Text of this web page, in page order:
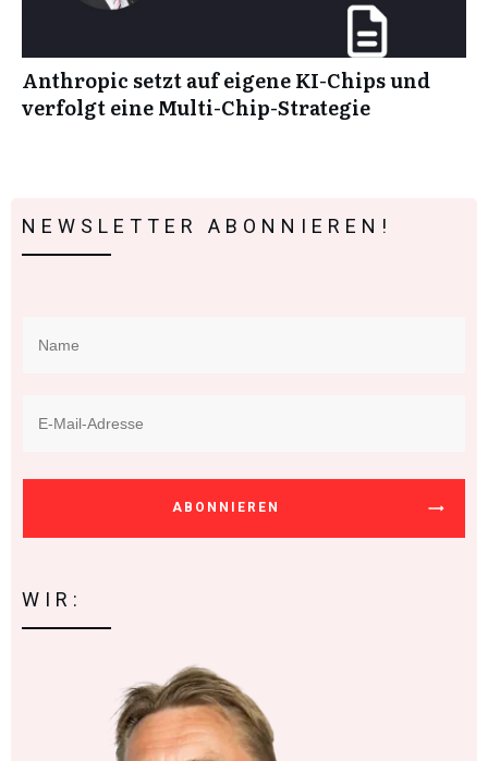
Anthropic setzt auf eigene KI-Chips und
verfolgt eine Multi-Chip-Strategie
NEWSLETTER ABONNIEREN!
ABONNIEREN
WIR: